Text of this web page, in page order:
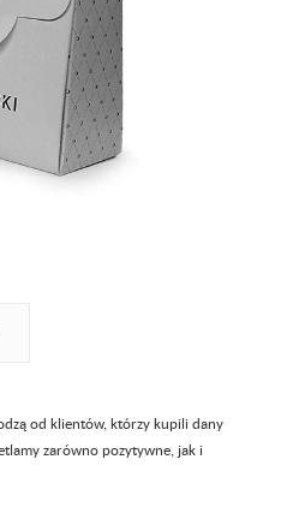
od klientów, którzy kupili dany
zarówno pozytywne, jak i